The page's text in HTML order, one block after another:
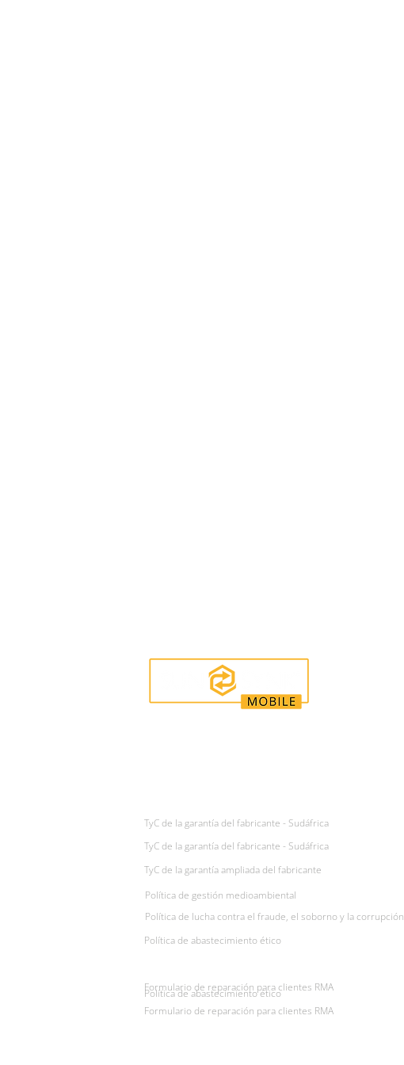
TyC de la garantía del fabricante - Sudáfrica
TyC de la garantía del fabricante - Sudáfrica
TyC de la garantía ampliada del fabricante
Política de gestión medioambiental
Política de lucha contra el fraude, el soborno y la corrupción
Política de abastecimiento ético
Formulario de reparación para clientes RMA
Formulario de reparación para clientes RMA
Política de abastecimiento ético